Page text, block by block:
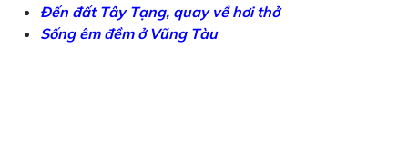
Đến đất Tây Tạng, quay về hơi thở
Sống êm đềm ở Vũng Tàu